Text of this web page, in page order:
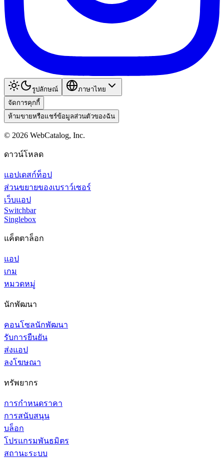
รูปลักษณ์
ภาษาไทย
จัดการคุกกี้
ห้ามขายหรือแชร์ข้อมูลส่วนตัวของฉัน
© 2026 WebCatalog, Inc.
ดาวน์โหลด
แอปเดสก์ท็อป
ส่วนขยายของเบราว์เซอร์
เว็บแอป
Switchbar
Singlebox
แค็ตตาล็อก
แอป
เกม
หมวดหมู่
นักพัฒนา
คอนโซลนักพัฒนา
รับการยืนยัน
ส่งแอป
ลงโฆษณา
ทรัพยากร
การกำหนดราคา
การสนับสนุน
บล็อก
โปรแกรมพันธมิตร
สถานะระบบ